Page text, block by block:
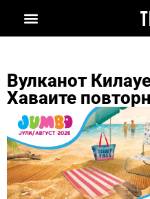
Вулканот
Хаваите